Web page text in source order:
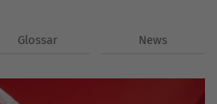
Glossar News